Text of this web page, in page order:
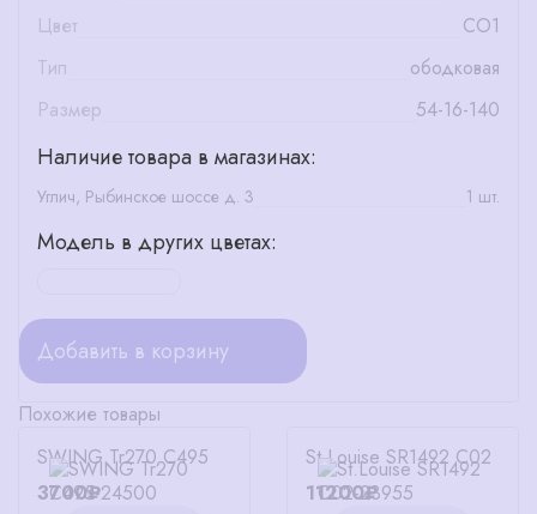
Цвет
СО1
Тип
ободковая
Размер
54-16-140
Наличие товара в магазинах:
Углич, Рыбинское шоссе д. 3 1 шт.
Модель в других цветах:
Добавить в корзину
Похожие товары
SWING Tr270 C495
3700₽
St.Louise SR1492 C02
11200₽